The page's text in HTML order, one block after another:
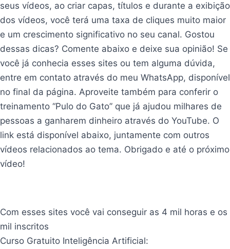
seus vídeos, ao criar capas, títulos e durante a exibição
dos vídeos, você terá uma taxa de cliques muito maior
e um crescimento significativo no seu canal. Gostou
dessas dicas? Comente abaixo e deixe sua opinião! Se
você já conhecia esses sites ou tem alguma dúvida,
entre em contato através do meu WhatsApp, disponível
no final da página. Aproveite também para conferir o
treinamento “Pulo do Gato” que já ajudou milhares de
pessoas a ganharem dinheiro através do YouTube. O
link está disponível abaixo, juntamente com outros
vídeos relacionados ao tema. Obrigado e até o próximo
vídeo!
Com esses sites você vai conseguir as 4 mil horas e os
mil inscritos
Curso Gratuito Inteligência Artificial: